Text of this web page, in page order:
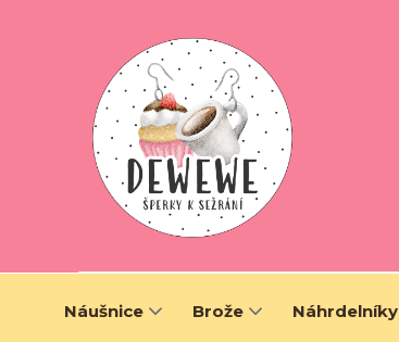
Náušnice Brože Náhrdelníky